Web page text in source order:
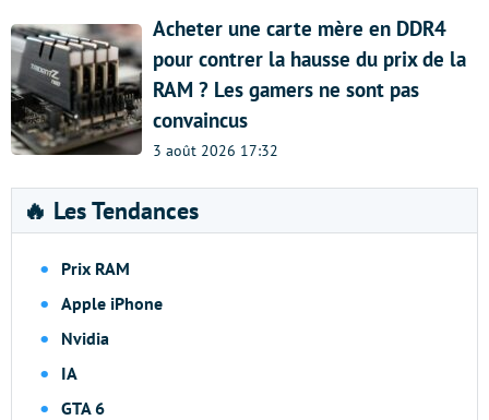
Acheter une carte mère en DDR4
pour contrer la hausse du prix de la
RAM ? Les gamers ne sont pas
convaincus
3 août 2026 17:32
🔥 Les Tendances
Prix RAM
Apple iPhone
Nvidia
IA
GTA 6